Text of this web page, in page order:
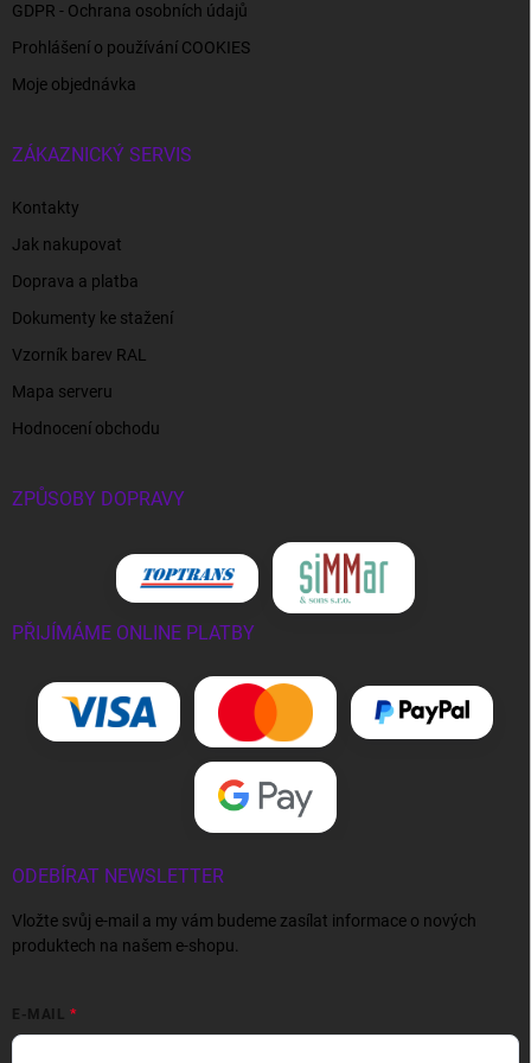
GDPR - Ochrana osobních údajů
Prohlášení o používání COOKIES
Moje objednávka
ZÁKAZNICKÝ SERVIS
Kontakty
Jak nakupovat
Doprava a platba
Dokumenty ke stažení
Vzorník barev RAL
Mapa serveru
Hodnocení obchodu
ZPŮSOBY DOPRAVY
PŘIJÍMÁME ONLINE PLATBY
ODEBÍRAT NEWSLETTER
Vložte svůj e-mail a my vám budeme zasílat informace o nových
produktech na našem e-shopu.
E-MAIL